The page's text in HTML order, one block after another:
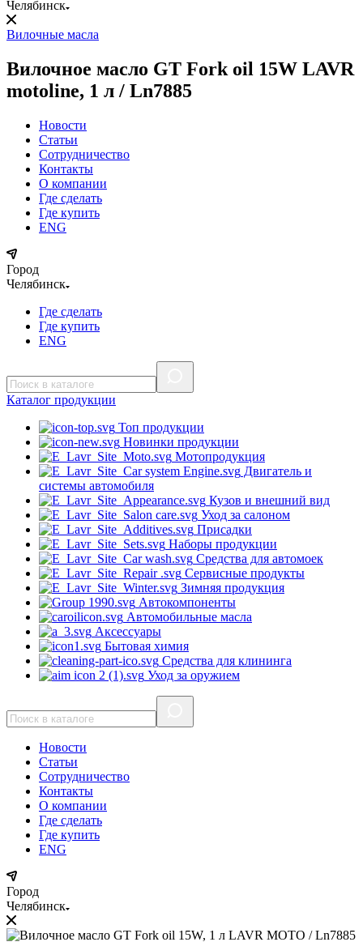
Челябинск
Вилочные масла
Вилочное масло GT Fork oil 15W LAVR
motoline, 1 л / Ln7885
Новости
Статьи
Сотрудничество
Контакты
О компании
Где сделать
Где купить
ENG
Город
Челябинск
Где сделать
Где купить
ENG
Каталог продукции
Топ продукции
Новинки продукции
Мотопродукция
Двигатель и
системы автомобиля
Кузов и внешний вид
Уход за салоном
Присадки
Наборы продукции
Средства для автомоек
Сервисные продукты
Зимняя продукция
Автокомпоненты
Автомобильные масла
Аксессуары
Бытовая химия
Средства для клининга
Уход за оружием
Новости
Статьи
Сотрудничество
Контакты
О компании
Где сделать
Где купить
ENG
Город
Челябинск